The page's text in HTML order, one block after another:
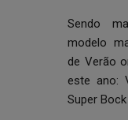
Sendo
modelo
de Verão
este ano:
Super